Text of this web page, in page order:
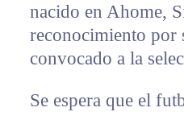
nacido en Ahome,
reconocimiento por
convocado a la
Se espera que el